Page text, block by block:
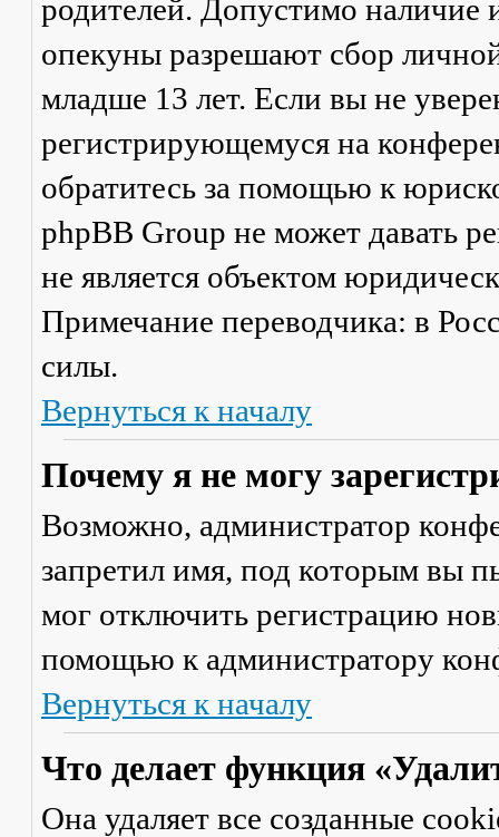
родителей. Допустимо наличие
опекуны разрешают сбор
младше 13 лет. Если вы не
регистрирующемуся на
обратитесь за помощью к
phpBB Group не может давать
не является объектом
Примечание переводчика: в
силы.
Вернуться к началу
Почему я не могу
Возможно, администратор
запретил имя, под которым вы
мог отключить регистрацию
помощью к администратору
Вернуться к началу
Что делает функция
Она удаляет все созданные